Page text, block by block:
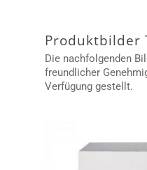
Produktbilder
Die nachfolgenden
freundlicher
Verfügung gestellt.